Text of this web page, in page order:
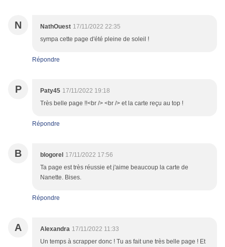
N NathOuest 17/11/2022 22:35
sympa cette page d'été pleine de soleil !
Répondre
P Paty45 17/11/2022 19:18
Très belle page !!<br /> <br /> et la carte reçu au top !
Répondre
B blogorel 17/11/2022 17:56
Ta page est très réussie et j'aime beaucoup la carte de
Nanette. Bises.
Répondre
A Alexandra 17/11/2022 11:33
Un temps à scrapper donc ! Tu as fait une très belle page ! Et